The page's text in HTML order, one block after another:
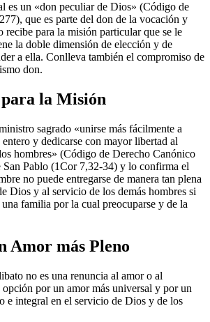
es un «don peculiar de Dios» (Código de
que es parte del don de la vocación y
recibe para la misión particular que se le
la doble dimensión de elección y de
a ella. Conlleva también el compromiso de
don.
la Misión
sagrado «unirse más fácilmente a
y dedicarse con mayor libertad al
hombres» (Código de Derecho Canónico
San Pablo (1Cor 7,32-34) y lo confirma el
no puede entregarse de manera tan plena
Dios y al servicio de los demás hombres si
familia por la cual preocuparse y de la
Amor más Pleno
no es una renuncia al amor o al
por un amor más universal y por un
e integral en el servicio de Dios y de los